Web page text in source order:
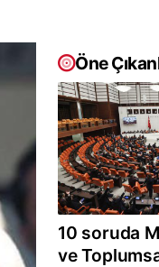
Öne
10 soruda
ve